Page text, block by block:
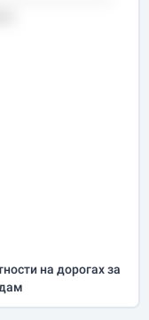
на дорогах за